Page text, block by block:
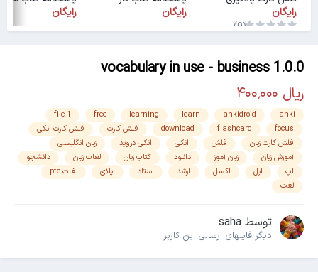
رایگان
(0)
رایگان رایگان
vocabulary in use - business 1.0.0
anki
ankidroid
learn
learning
free
file 1
focus
flashcard
download فلش کارت
فلش کارت انکی
فلش کارت زبان
فلش انکی انکی دروید
زبان انگلیسی
آموزش زبان
زبان آموز دانلود کتاب زبان لغات زبان
دانشجو
اپ
اپل اکسل ارشد استاد اپلای
لغات pte
لغت
توسط saha
دیگر فایل‎های ارسالی این کاربر